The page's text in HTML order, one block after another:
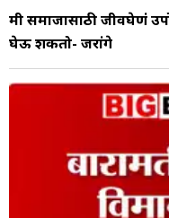
मी समाजासाठी जीवघेणं
घेऊ शकतो- जरांगे